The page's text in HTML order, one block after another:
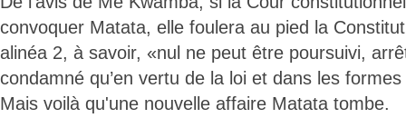
convoquer Matata, elle foulera au pied la
alinéa 2, à savoir, «nul ne peut être poursuivi,
condamné qu’en vertu de la loi et dans les formes
Mais voilà qu'une nouvelle affaire Matata tombe.